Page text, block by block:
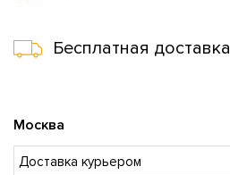
Бесплатная доставка
Москва
Доставка курьером